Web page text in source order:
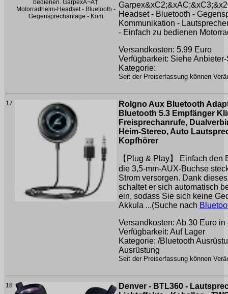
Headset - Bluetooth -
Kommunikation -
- Einfach zu bedienen
Versandkosten: 5.99 Euro
Verfügbarkeit: Siehe
Kategorie:
Seit der Preiserfassung können
17
Rolgno Aux Bluetooth
Bluetooth 5.3 Empfänger
Freisprechanrufe,
Heim-Stereo, Auto
Kopfhörer
【Plug & Play】 Einfach den
die 3,5-mm-AUX-Buchse
Strom versorgen. Dank
schaltet er sich automatisch
ein, sodass Sie sich keine
Akkula ...(Suche nach
Versandkosten: Ab 30 Euro
Verfügbarkeit: Auf Lager
Kategorie: /Bluetooth
Ausrüstung
Seit der Preiserfassung können
18
Denver - BTL360 -